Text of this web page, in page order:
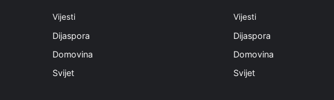
Vijesti
Dijaspora
Domovina
Svijet
Vijesti
Dijaspora
Domovina
Svijet